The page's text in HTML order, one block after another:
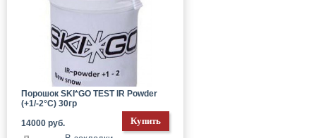
Порошок SKI*GO TEST IR Powder
(+1/-2°С) 30гр
14000 руб.